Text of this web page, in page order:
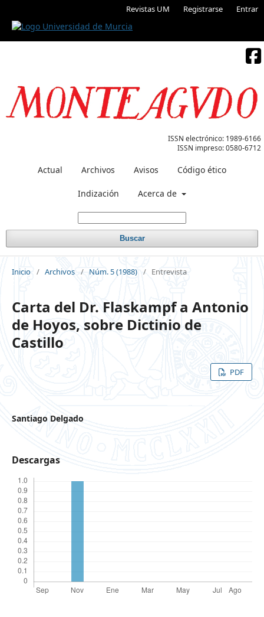
Revistas UM Registrarse Entrar
ISSN electrónico: 1989-6166
ISSN impreso:0580-6712
Actual Archivos Avisos Código ético
Indización Acerca de
Buscar
Inicio / Archivos / Núm. 5 (1988) / Entrevista
Carta del Dr. Flaskampf a Antonio
de Hoyos, sobre Dictinio de
Castillo
PDF
Santiago Delgado
Descargas